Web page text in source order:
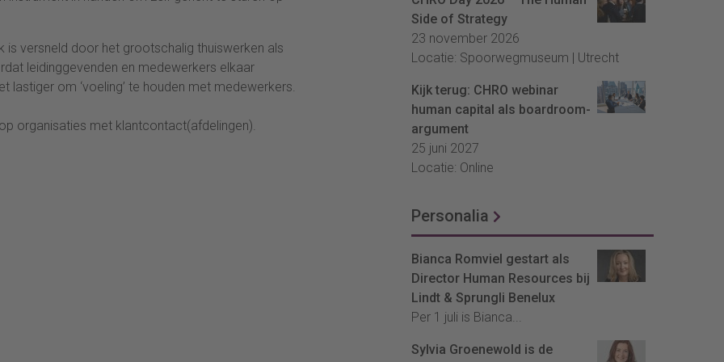
is versneld door het grootschalig thuiswerken als
leidinggevenden en medewerkers elkaar
lastiger om ‘voeling’ te houden met medewerkers.
organisaties met klantcontact(afdelingen).
Side of Strategy
23 november 2026
Locatie: Spoorwegmuseum | Utrecht
Kijk terug: CHRO webinar
human capital als boardroom-
argument
25 juni 2027
Locatie: Online
Personalia
Bianca Romviel gestart als
Director Human Resources bij
Lindt & Sprungli Benelux
Per 1 juli is Bianca...
Sylvia Groenewold is de